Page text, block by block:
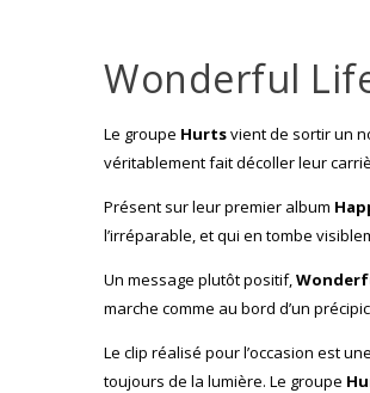
Wonderful
Le groupe Hurtsvient de sortir un
véritablement fait décoller leur
Présent sur leur premier album
l’irréparable, et qui en tombe
Un message plutôt positif,
marche comme au bord d’un
Le clip réalisé pour l’occasion est
toujours de la lumière. Le groupe